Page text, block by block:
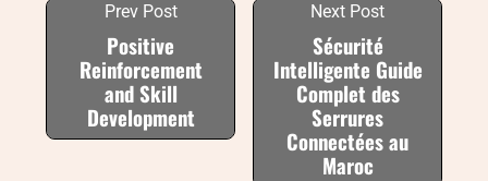
Prev Post
Positive
Reinforcement
and Skill
Development
Next Post
Sécurité
Intelligente Guide
Complet des
Serrures
Connectées au
Maroc